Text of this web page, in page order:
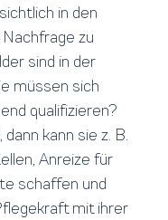
in den
zu
sind in der
müssen sich
qualifizieren?
kann sie z. B.
Anreize für
schaffen und
mit ihrer